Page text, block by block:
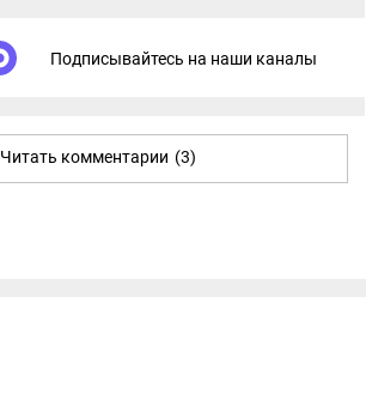
Подписывайтесь на наши каналы
Читать комментарии (3)